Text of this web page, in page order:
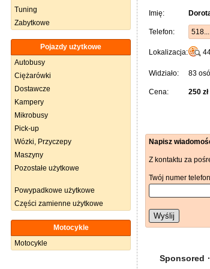
Tuning
Zabytkowe
Pojazdy użytkowe
Autobusy
Ciężarówki
Dostawcze
Kampery
Mikrobusy
Pick-up
Wózki, Przyczepy
Maszyny
Pozostałe użytkowe
Powypadkowe użytkowe
Części zamienne użytkowe
Motocykle
Motocykle
Imię:
Telefon:
Lokalizacja:
Widziało: 83
Cena: 250 zł
Napisz
Z kontaktu za
Twój numer
Wyślij